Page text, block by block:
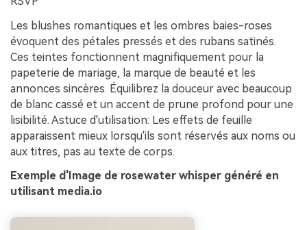
Les blushes romantiques et les ombres baies-roses
évoquent des pétales pressés et des rubans satinés.
Ces teintes fonctionnent magnifiquement pour la
papeterie de mariage, la marque de beauté et les
annonces sincères. Équilibrez la douceur avec beaucoup
de blanc cassé et un accent de prune profond pour une
lisibilité. Astuce d'utilisation: Les effets de feuille
apparaissent mieux lorsqu'ils sont réservés aux noms ou
aux titres, pas au texte de corps.
Exemple d'Image de rosewater whisper généré en
utilisant media.io